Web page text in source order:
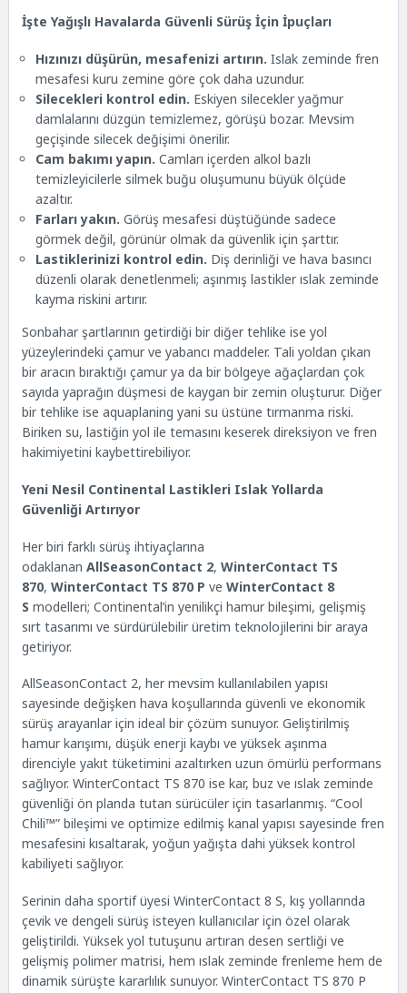
İşte Yağışlı Havalarda Güvenli Sürüş İçin İpuçları
Hızınızı düşürün, mesafenizi artırın. Islak zeminde fren
mesafesi kuru zemine göre çok daha uzundur.
Silecekleri kontrol edin. Eskiyen silecekler yağmur
damlalarını düzgün temizlemez, görüşü bozar. Mevsim
geçişinde silecek değişimi önerilir.
Cam bakımı yapın. Camları içerden alkol bazlı
temizleyicilerle silmek buğu oluşumunu büyük ölçüde
azaltır.
Farları yakın. Görüş mesafesi düştüğünde sadece
görmek değil, görünür olmak da güvenlik için şarttır.
Lastiklerinizi kontrol edin. Diş derinliği ve hava basıncı
düzenli olarak denetlenmeli; aşınmış lastikler ıslak zeminde
kayma riskini artırır.
Sonbahar şartlarının getirdiği bir diğer tehlike ise yol
yüzeylerindeki çamur ve yabancı maddeler. Tali yoldan çıkan
bir aracın bıraktığı çamur ya da bir bölgeye ağaçlardan çok
sayıda yaprağın düşmesi de kaygan bir zemin oluşturur. Diğer
bir tehlike ise aquaplaning yani su üstüne tırmanma riski.
Biriken su, lastiğin yol ile temasını keserek direksiyon ve fren
hakimiyetini kaybettirebiliyor.
Yeni Nesil Continental Lastikleri Islak Yollarda
Güvenliği Artırıyor
Her biri farklı sürüş ihtiyaçlarına
odaklananAllSeasonContact 2,WinterContact TS
870,WinterContact TS 870 P veWinterContact 8
S modelleri; Continental’in yenilikçi hamur bileşimi, gelişmiş
sırt tasarımı ve sürdürülebilir üretim teknolojilerini bir araya
getiriyor.
AllSeasonContact 2, her mevsim kullanılabilen yapısı
sayesinde değişken hava koşullarında güvenli ve ekonomik
sürüş arayanlar için ideal bir çözüm sunuyor. Geliştirilmiş
hamur karışımı, düşük enerji kaybı ve yüksek aşınma
direnciyle yakıt tüketimini azaltırken uzun ömürlü performans
sağlıyor. WinterContact TS 870 ise kar, buz ve ıslak zeminde
güvenliği ön planda tutan sürücüler için tasarlanmış. “Cool
Chili™” bileşimi ve optimize edilmiş kanal yapısı sayesinde fren
mesafesini kısaltarak, yoğun yağışta dahi yüksek kontrol
kabiliyeti sağlıyor.
Serinin daha sportif üyesi WinterContact 8 S, kış yollarında
çevik ve dengeli sürüş isteyen kullanıcılar için özel olarak
geliştirildi. Yüksek yol tutuşunu artıran desen sertliği ve
gelişmiş polimer matrisi, hem ıslak zeminde frenleme hem de
dinamik sürüşte kararlılık sunuyor. WinterContact TS 870 P